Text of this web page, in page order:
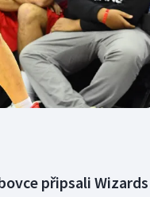
připsali Wizards